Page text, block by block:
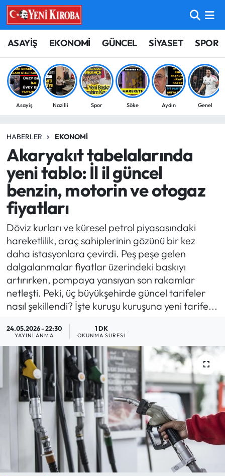
ASAYİŞ EKONOMİ GÜNCEL SİYASET SPOR
Asayiş Nazilli Spor Söke Aydın Genel
HABERLER EKONOMI
Akaryakıt tabelalarında
yeni tablo: İl il güncel
benzin, motorin ve otogaz
fiyatları
Döviz kurları ve küresel petrol piyasasındaki
hareketlilik, araç sahiplerinin gözünü bir kez
daha istasyonlara çevirdi. Peş peşe gelen
dalgalanmalar fiyatlar üzerindeki baskıyı
artırırken, pompaya yansıyan son rakamlar
netleşti. Peki, üç büyükşehirde güncel tarifeler
nasıl şekillendi? İşte kuruşu kuruşuna yeni tarife...
24.05.2026 - 22:30
YAYINLANMA
1 DK
OKUNMA SÜRESI
ASAYİŞ
BİLİM-TEKNOLOJİ
ÇEVRE
EĞİTİM
EKONOMİ
GÜNCEL
GÜNDEM
MAGAZİN
SAĞLIK
SİYASET
TARIM
TURİZM
YAŞAM
RESMİ İLANLAR
HABER İLAN
Aydın Nöbetçi Eczaneler
Aydın Hava Durumu
Aydin Namaz Vakitleri
Süper Lig Puan Durumu ve Fikstür
Tüm Manşetler
Son Dakika Haberleri
Haber Arşivi